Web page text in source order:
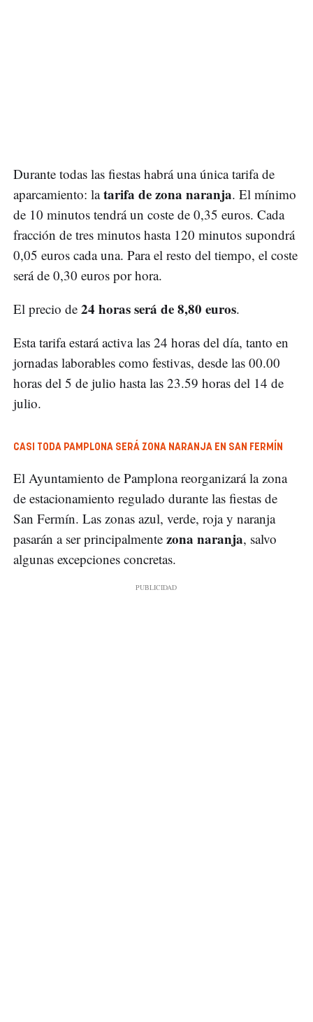
Durante todas las fiestas habrá una única tarifa de
aparcamiento: latarifa de zona naranja. El mínimo
de 10 minutos tendrá un coste de 0,35 euros. Cada
fracción de tres minutos hasta 120 minutos supondrá
0,05 euros cada una. Para el resto del tiempo, el coste
será de 0,30 euros por hora.
El precio de 24 horas será de 8,80 euros.
Esta tarifa estará activa las 24 horas del día, tanto en
jornadas laborables como festivas, desde las 00.00
horas del 5 de julio hasta las 23.59 horas del 14 de
julio.
CASI TODA PAMPLONA SERÁ ZONA NARANJA EN SAN FERMÍN
El Ayuntamiento de Pamplona reorganizará la zona
de estacionamiento regulado durante las fiestas de
San Fermín. Las zonas azul, verde, roja y naranja
pasarán a ser principalmente zona naranja, salvo
algunas excepciones concretas.